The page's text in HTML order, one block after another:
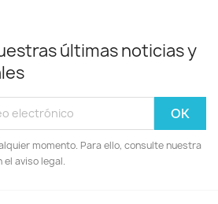
últimas noticias y
momento. Para ello, consulte nuestra
aviso legal.